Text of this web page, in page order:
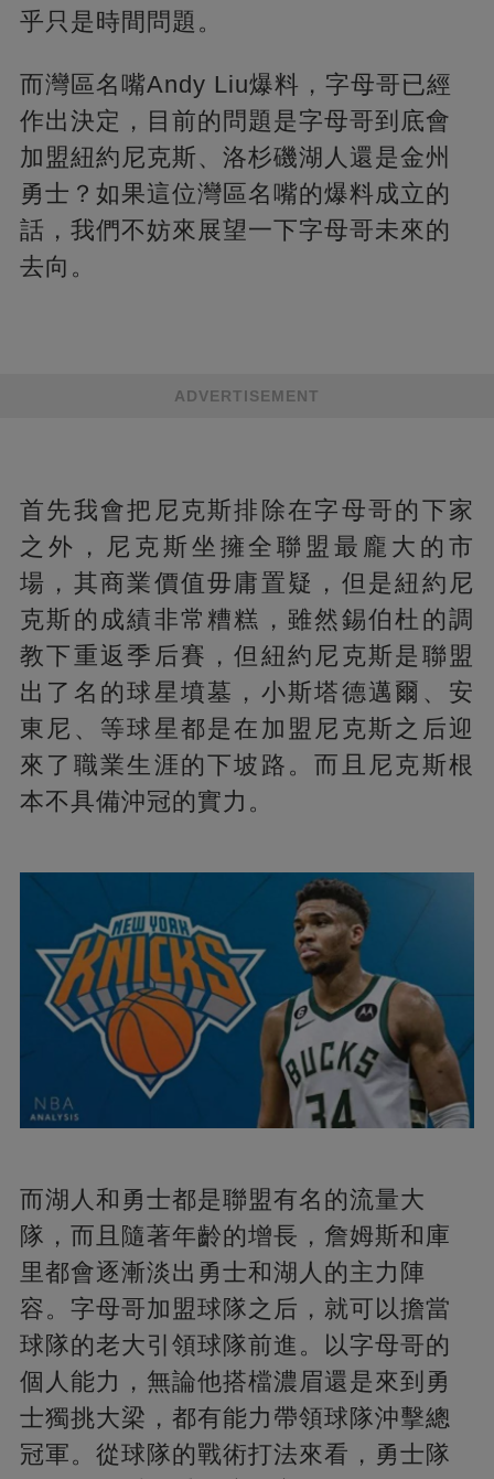
乎只是時間問題。
而灣區名嘴Andy Liu爆料，字母哥已經
作出決定，目前的問題是字母哥到底會
加盟紐約尼克斯、洛杉磯湖人還是金州
勇士？如果這位灣區名嘴的爆料成立的
話，我們不妨來展望一下字母哥未來的
去向。
ADVERTISEMENT
首先我會把尼克斯排除在字母哥的下家
之外，尼克斯坐擁全聯盟最龐大的市
場，其商業價值毋庸置疑，但是紐約尼
克斯的成績非常糟糕，雖然錫伯杜的調
教下重返季后賽，但紐約尼克斯是聯盟
出了名的球星墳墓，小斯塔德邁爾、安
東尼、等球星都是在加盟尼克斯之后迎
來了職業生涯的下坡路。而且尼克斯根
本不具備沖冠的實力。
而湖人和勇士都是聯盟有名的流量大
隊，而且隨著年齡的增長，詹姆斯和庫
里都會逐漸淡出勇士和湖人的主力陣
容。字母哥加盟球隊之后，就可以擔當
球隊的老大引領球隊前進。以字母哥的
個人能力，無論他搭檔濃眉還是來到勇
士獨挑大梁，都有能力帶領球隊沖擊總
冠軍。從球隊的戰術打法來看，勇士隊